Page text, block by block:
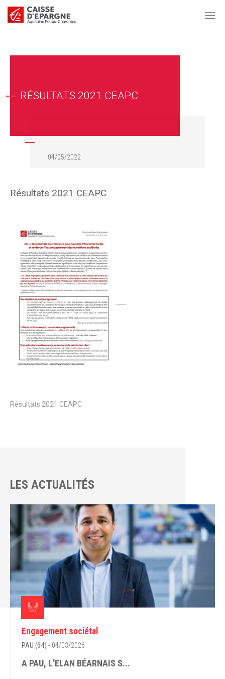
RÉSULTATS 2021 CEAPC
04/05/2022
Résultats 2021 CEAPC
Résultats 2021 CEAPC
LES ACTUALITÉS
Engagement sociétal
PAU (64) - 04/03/2026
A PAU, L’ELAN BÉARNAIS S...